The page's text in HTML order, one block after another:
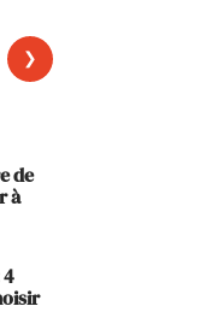
de
à